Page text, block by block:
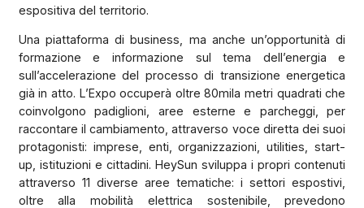
espositiva del territorio.
Una piattaforma di business, ma anche un’opportunità di
formazione e informazione sul tema dell’energia e
sull’accelerazione del processo di transizione energetica
già in atto. L’Expo occuperà oltre 80mila metri quadrati che
coinvolgono padiglioni, aree esterne e parcheggi, per
raccontare il cambiamento, attraverso voce diretta dei suoi
protagonisti: imprese, enti, organizzazioni, utilities, start-
up, istituzioni e cittadini. HeySun sviluppa i propri contenuti
attraverso 11 diverse aree tematiche: i settori espostivi,
oltre alla mobilità elettrica sostenibile, prevedono